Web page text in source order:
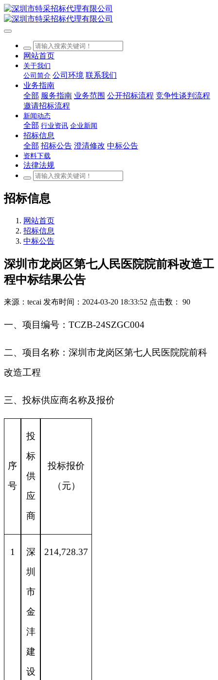
网站首页
关于我们
公司简介 公司环境 联系我们
业务指南
全部 服务指南 业务范围 公开招标流程 竞争性谈判流程
邀请招标流程
新闻动态
全部 行业资讯 企业新闻
招标信息
全部 招标公告 澄清修改 中标公告
资料下载
法律法规
招标信息
网站首页
招标信息
中标公告
深圳市龙岗区第七人民医院院前科改造工
程中标结果公告
来源：tecai 发布时间：2024-03-20 18:33:52 点击数： 90
一、 项目编号： TCZB-24SZGC004
二、 项目名称：深圳市龙岗区第七人民医院院前科
改造工程
三、投标供应商名称及报价
序
号
投
标
供
应
商
投标报价
（元）
1
深
圳
市
金
沣
建
设
214,728.37